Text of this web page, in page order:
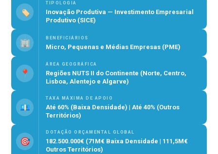
🏷️
TIPOLOGIA
Inovação Produtiva — Investimento Empresarial
Produtivo (SICE)
🏢 BENEFICIÁRIOS
Micro, Pequenas e Médias Empresas (PME)
📍
ÁREA GEOGRÁFICA
Regiões NUTS II do Continente (Norte, Centro,
Lisboa, Alentejo e Algarve)
💶
TAXA MÁXIMA DE APOIO
Até 60% (Baixa Densidade) | Até 40% (Outros
Territórios)
🎯
DOTAÇÃO ORÇAMENTAL GLOBAL
182.500.000€ (71M€ Baixa Densidade | 111,5M€
Outros Territórios)